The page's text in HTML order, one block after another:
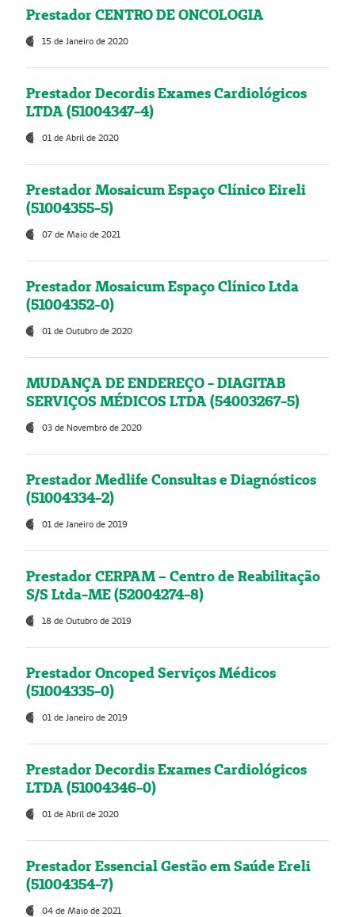
Prestador CENTRO DE ONCOLOGIA
15 de Janeiro de 2020
Prestador Decordis Exames Cardiológicos
LTDA (51004347-4)
01 de Abril de 2020
Prestador Mosaicum Espaço Clínico Eireli
(51004355-5)
07 de Maio de 2021
Prestador Mosaicum Espaço Clínico Ltda
(51004352-0)
01 de Outubro de 2020
MUDANÇA DE ENDEREÇO - DIAGITAB
SERVIÇOS MÉDICOS LTDA (54003267-5)
03 de Novembro de 2020
Prestador Medlife Consultas e Diagnósticos
(51004334-2)
01 de Janeiro de 2019
Prestador CERPAM – Centro de Reabilitação
S/S Ltda-ME (52004274-8)
18 de Outubro de 2019
Prestador Oncoped Serviços Médicos
(51004335-0)
01 de Janeiro de 2019
Prestador Decordis Exames Cardiológicos
LTDA (51004346-0)
01 de Abril de 2020
Prestador Essencial Gestão em Saúde Ereli
(51004354-7)
04 de Maio de 2021